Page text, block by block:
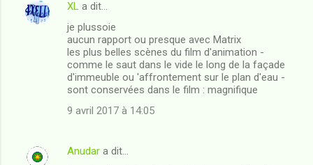
C
a
XL a dit…
je plussoie
aucun rapport ou presque avec Matrix
les plus belles scènes du film d'animation -
comme le saut dans le vide le long de la façade
d'immeuble ou 'affrontement sur le plan d'eau -
sont conservées dans le film : magnifique
9 avril 2017 à 14:05
Anudar a dit…